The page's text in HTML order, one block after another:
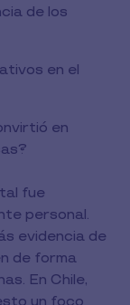
de los
en el
en
fue
personal.
evidencia de
de forma
En Chile,